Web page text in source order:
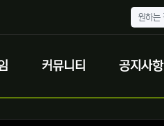
커뮤니티 공지사항